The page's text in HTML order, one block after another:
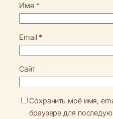
Имя *
Email *
Сайт
Сохранить моё имя,
браузере для